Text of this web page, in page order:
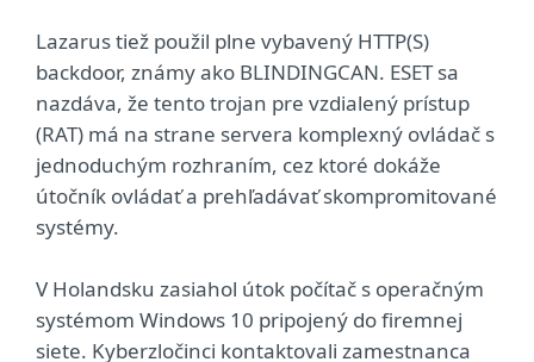
Lazarus tiež použil plne vybavený HTTP(S)
backdoor, známy ako BLINDINGCAN. ESET sa
nazdáva, že tento trojan pre vzdialený prístup
(RAT) má na strane servera komplexný ovládač s
jednoduchým rozhraním, cez ktoré dokáže
útočník ovládať a prehľadávať skompromitované
systémy.
V Holandsku zasiahol útok počítač s operačným
systémom Windows 10 pripojený do firemnej
siete. Kyberzločinci kontaktovali zamestnanca